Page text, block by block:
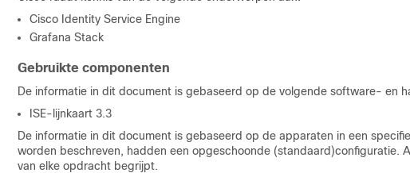
Cisco Identity Service Engine
Grafana Stack
Gebruikte componenten
De informatie in dit document is gebaseerd op de volgende software- en
ISE-lijnkaart 3.3
De informatie in dit document is gebaseerd op de apparaten in een
worden beschreven, hadden een opgeschoonde (standaard)configuratie.
van elke opdracht begrijpt.